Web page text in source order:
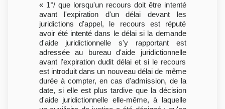
« 1°/ que lorsqu'un recours doit être intenté
avant l'expiration d'un délai devant les
juridictions d'appel, le recours est réputé
avoir été intenté dans le délai si la demande
d'aide juridictionnelle s'y rapportant est
adressée au bureau d'aide juridictionnelle
avant l'expiration dudit délai et si le recours
est introduit dans un nouveau délai de même
durée à compter, en cas d'admission, de la
date, si elle est plus tardive que la décision
d'aide juridictionnelle elle-même, à laquelle